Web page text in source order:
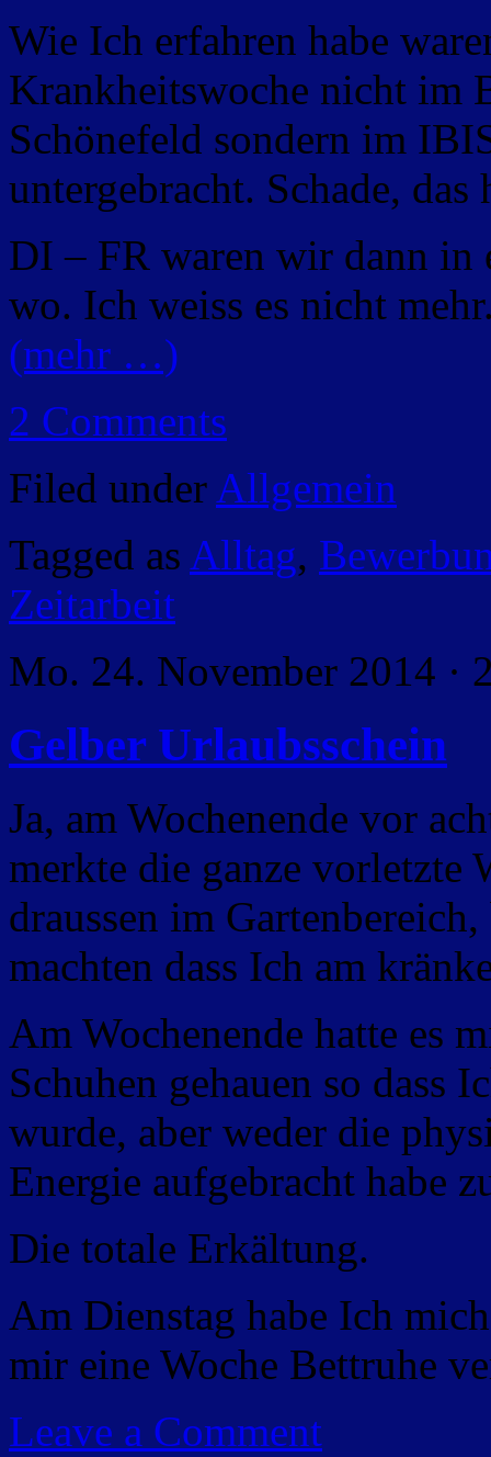
Wie Ich erfahren habe
Krankheitswoche nicht im
Schönefeld sondern im
untergebracht. Schade,
DI – FR waren wir dann
wo. Ich weiss es nicht
(mehr …)
2 Comments
Filed under Allgemein
Tagged as Alltag,
Zeitarbeit
Mo. 24. November 2014 ·
Gelber Urlaubsschein
Ja, am Wochenende vor
merkte die ganze vorletzte
draussen im
machten dass Ich am
Am Wochenende hatte es
Schuhen gehauen so dass
wurde, aber weder die
Energie aufgebracht habe
Die totale Erkältung.
Am Dienstag habe Ich
mir eine Woche Bettruhe
Leave a Comment